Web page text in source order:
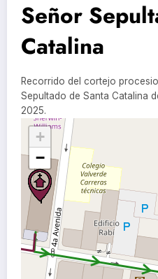
Señor
Catalina
Recorrido del cortejo
Sepultado de Santa Catalina
2025.
+
−